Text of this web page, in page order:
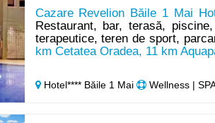
Cazare Revelion Băile 1 Mai
Restaurant, bar, terasă,
terapeutice, teren de sport,
km Cetatea Oradea, 11 km
Hotel**** Băile 1 Mai Wellness |